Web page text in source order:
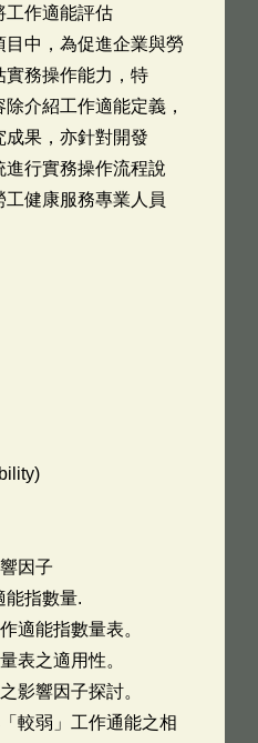
工作適能評估
中，為促進企業與勞
實務操作能力，特
介紹工作適能定義，
果，亦針對開發
行實務操作流程說
健康服務專業人員
因子
能指數量.
適能指數量表。
表之適用性。
影響因子探討。
較弱」工作通能之相